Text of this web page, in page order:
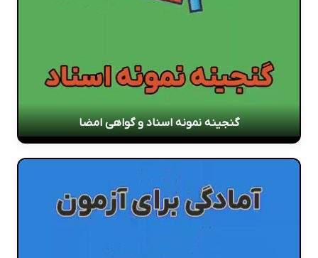
گنجینه نمونه اسناد و گواهی امضا